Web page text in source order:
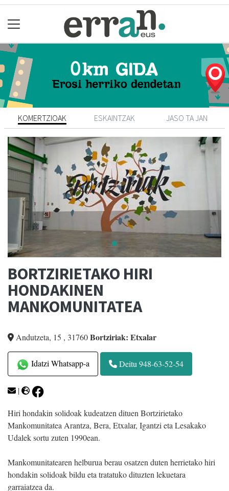
KOMERTZIOAK ESKAINTZAK JASO TA JAN
BORTZIRIETAKO HIRI
HONDAKINEN
MANKOMUNITATEA
Andutzeta, 15 , 31760Bortziriak: Etxalar
Idatzi Whatsapp-a Deitu 948-63-52-54
|
Hiri hondakin solidoak kudeatzen dituen Bortzirietako
Mankomunitatea Arantza, Bera, Etxalar, Igantzi eta Lesakako
Udalek sortu zuten 1990ean.
Mankomunitatearen helburua berau osatzen duten herrietako hiri
hondakin solidoak bildu eta tratatuko dituzten lekuetara
garraiatzea da.